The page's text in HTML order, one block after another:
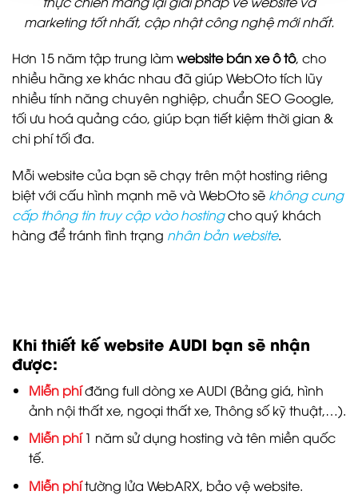
marketing tốt nhất, cập nhật công nghệ mới nhất.
Hơn 15 năm tập trung làm website bán xe ô tô, cho
nhiều hãng xe khác nhau đã giúp WebOto tích lũy
nhiều tính năng chuyên nghiệp, chuẩn SEO Google,
tối ưu hoá quảng cáo, giúp bạn tiết kiệm thời gian &
chi phí tối đa.
Mỗi website của bạn sẽ chạy trên một hosting riêng
biệt với cấu hình mạnh mẽ và WebOto sẽ không cung
cấp thông tin truy cập vào hostingcho quý khách
hàng để tránh tình trạng nhân bản website.
Khi thiết kế website AUDI bạn sẽ nhận
được:
Miễn phíđăng full dòng xe AUDI (Bảng giá, hình
ảnh nội thất xe, ngoại thất xe, Thông số kỹ thuật,…).
Miễn phí1 năm sử dụng hosting và tên miền quốc
tế.
Miễn phítường lửa WebARX, bảo vệ website.